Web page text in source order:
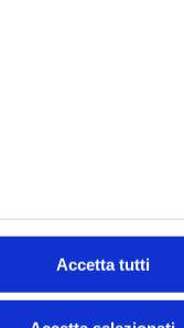
Accetta tutti